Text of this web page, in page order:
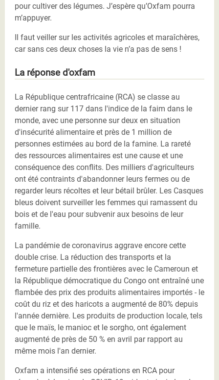
pour cultiver des légumes. J’espère qu’Oxfam pourra
m’appuyer.
Il faut veiller sur les activités agricoles et maraîchères,
car sans ces deux choses la vie n’a pas de sens !
La réponse d'oxfam
La République centrafricaine (RCA) se classe au
dernier rang sur 117 dans l'indice de la faim dans le
monde, avec une personne sur deux en situation
d'insécurité alimentaire et près de 1 million de
personnes estimées au bord de la famine. La rareté
des ressources alimentaires est une cause et une
conséquence des conflits. Des milliers d'agriculteurs
ont été contraints d'abandonner leurs fermes ou de
regarder leurs récoltes et leur bétail brûler. Les Casques
bleus doivent surveiller les femmes qui ramassent du
bois et de l'eau pour subvenir aux besoins de leur
famille.
La pandémie de coronavirus aggrave encore cette
double crise. La réduction des transports et la
fermeture partielle des frontières avec le Cameroun et
la République démocratique du Congo ont entraîné une
flambée des prix des produits alimentaires importés - le
coût du riz et des haricots a augmenté de 80% depuis
l'année dernière. Les produits de production locale, tels
que le maïs, le manioc et le sorgho, ont également
augmenté de près de 50 % en avril par rapport au
même mois l'an dernier.
Oxfam a intensifié ses opérations en RCA pour